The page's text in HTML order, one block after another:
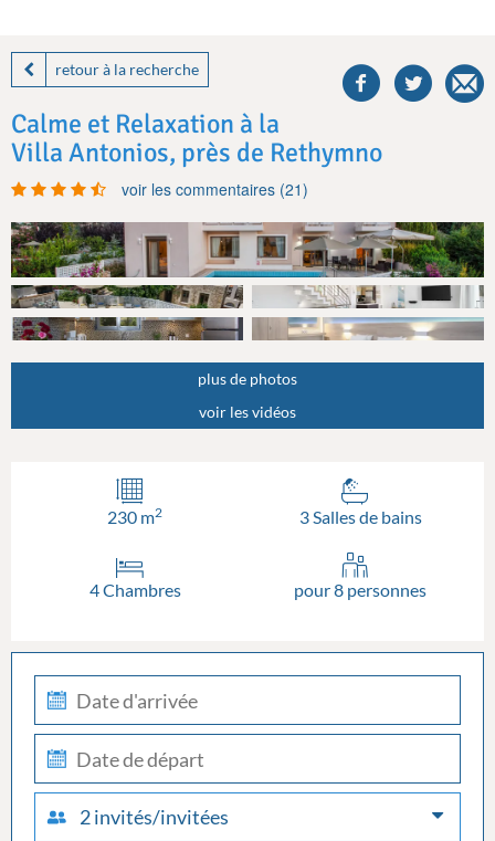
retour à la recherche
this
villa
Calme et Relaxation à la
Villa Antonios, près de Rethymno
voir les commentaires (21)
plus de photos
voir les vidéos
230 m2 3 Salles de bains
4 Chambres pour 8 personnes
check-
in
check-
out
2 invités/invitées